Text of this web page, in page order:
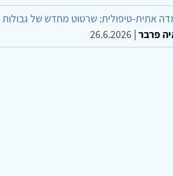
אתית-טיפולית: שרטוט מחדש של
פרבר |
26.6.2026